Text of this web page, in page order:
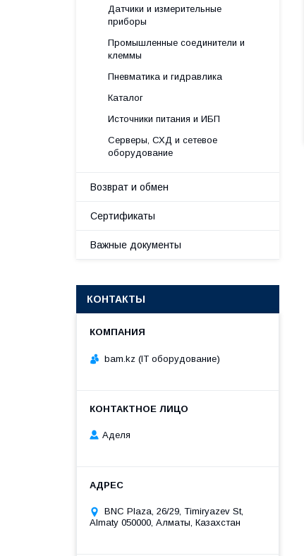
Датчики и измерительные
приборы
Промышленные соединители и
клеммы
Пневматика и гидравлика
Каталог
Источники питания и ИБП
Серверы, СХД и сетевое
оборудование
Возврат и обмен
Сертификаты
Важные документы
КОНТАКТЫ
bam.kz (IT оборудование)
Аделя
BNC Plaza, 26/29, Timiryazev St,
Almaty 050000, Алматы, Казахстан